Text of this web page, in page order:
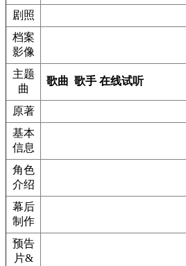
剧照
档案
影像
主题
曲
歌曲 歌手 在线试听
原著
基本
信息
角色
介绍
幕后
制作
预告
片&